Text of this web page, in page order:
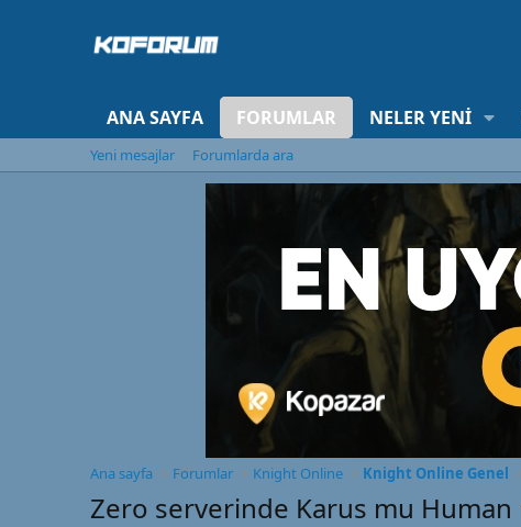
ANA SAYFA FORUMLAR NELER YENI
Yeni mesajlar Forumlarda ara
Ana sayfa Forumlar Knight Online Knight Online Genel
Zero serverinde Karus mu Human